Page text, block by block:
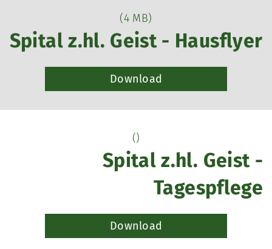
(4 MB)
Spital z.hl. Geist - Hausflyer
Download
()
Spital z.hl. Geist -
Tagespflege
Download